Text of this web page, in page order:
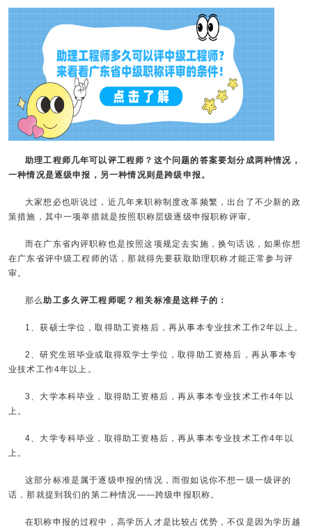
助理工程师几年可以评工程师？这个问题的答案要划分成两种情况，
一种情况是逐级申报，另一种情况则是跨级申报。
大家想必也听说过，近几年来职称制度改革频繁，出台了不少新的政
策措施，其中一项举措就是按照职称层级逐级申报职称评审。
而在广东省内评职称也是按照这项规定去实施，换句话说，如果你想
在广东省评中级工程师的话，那就得先要获取助理职称才能正常参与评
审。
那么助工多久评工程师呢？相关标准是这样子的：
1、获硕士学位，取得助工资格后，再从事本专业技术工作2年以上。
2、研究生班毕业或取得双学士学位，取得助工资格后，再从事本专
业技术工作4年以上。
3、大学本科毕业，取得助工资格后，再从事本专业技术工作4年以
上。
4、大学专科毕业，取得助工资格后，再从事本专业技术工作4年以
上。
这部分标准是属于逐级申报的情况，而假如说你不想一级一级评的
话，那就提到我们的第二种情况——跨级申报职称。
在职称申报的过程中，高学历人才是比较占优势，不仅是因为学历越